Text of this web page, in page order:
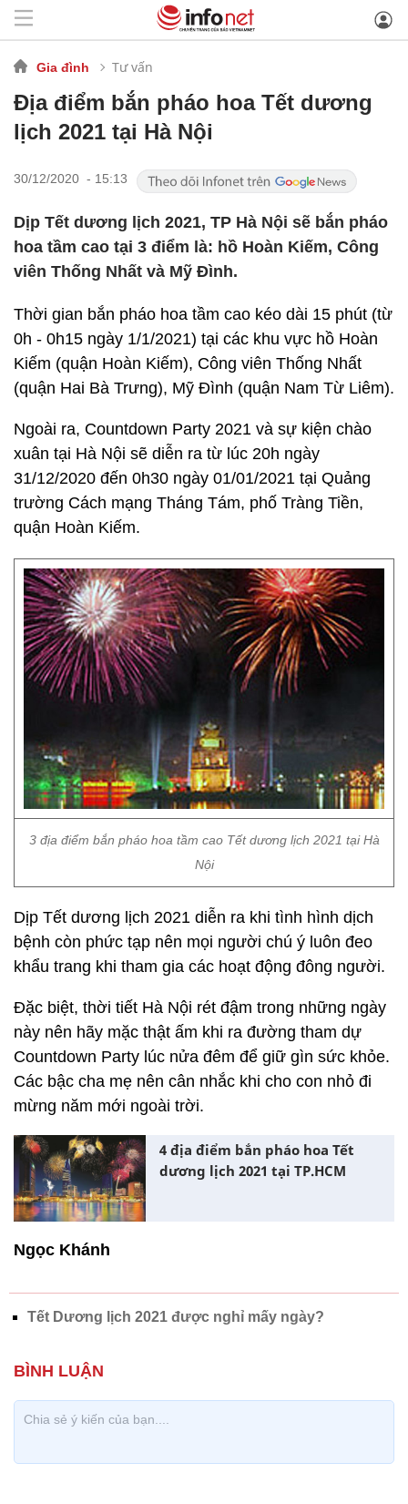
Gia đình Tư vấn
Địa điểm bắn pháo hoa Tết dương
lịch 2021 tại Hà Nội
30/12/2020 - 15:13
Dịp Tết dương lịch 2021, TP Hà Nội sẽ bắn pháo
hoa tầm cao tại 3 điểm là: hồ Hoàn Kiếm, Công
viên Thống Nhất và Mỹ Đình.
Thời gian bắn pháo hoa tầm cao kéo dài 15 phút (từ
0h - 0h15 ngày 1/1/2021) tại các khu vực hồ Hoàn
Kiếm (quận Hoàn Kiếm), Công viên Thống Nhất
(quận Hai Bà Trưng), Mỹ Đình (quận Nam Từ Liêm).
Ngoài ra, Countdown Party 2021 và sự kiện chào
xuân tại Hà Nội sẽ diễn ra từ lúc 20h ngày
31/12/2020 đến 0h30 ngày 01/01/2021 tại Quảng
trường Cách mạng Tháng Tám, phố Tràng Tiền,
quận Hoàn Kiếm.
3 địa điểm bắn pháo hoa tầm cao Tết dương lịch 2021 tại Hà
Nội
Dịp Tết dương lịch 2021 diễn ra khi tình hình dịch
bệnh còn phức tạp nên mọi người chú ý luôn đeo
khẩu trang khi tham gia các hoạt động đông người.
Đặc biệt, thời tiết Hà Nội rét đậm trong những ngày
này nên hãy mặc thật ấm khi ra đường tham dự
Countdown Party lúc nửa đêm để giữ gìn sức khỏe.
Các bậc cha mẹ nên cân nhắc khi cho con nhỏ đi
mừng năm mới ngoài trời.
4 địa điểm bắn pháo hoa Tết
dương lịch 2021 tại TP.HCM
Ngọc Khánh
Tết Dương lịch 2021 được nghỉ mấy ngày?